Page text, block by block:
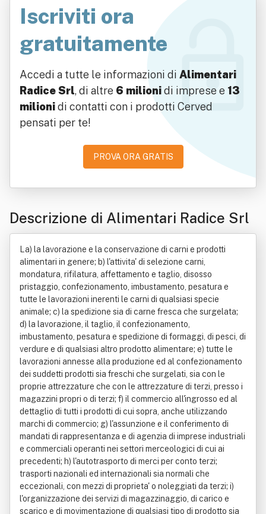
Iscriviti ora
gratuitamente
Accedi a tutte le informazioni di Alimentari
Radice Srl, di altre 6 milionidi imprese e 13
milionidi contatti con i prodotti Cerved
pensati per te!
PROVA ORA GRATIS
Descrizione di Alimentari Radice Srl
La) la lavorazione e la conservazione di carni e prodotti
alimentari in genere; b) l'attivita' di selezione carni,
mondatura, rifilatura, affettamento e taglio, disosso
pristaggio, confezionamento, imbustamento, pesatura e
tutte le lavorazioni inerenti le carni di qualsiasi specie
animale; c) la spedizione sia di carne fresca che surgelata;
d) la lavorazione, il taglio, il confezionamento,
imbustamento, pesatura e spedizione di formaggi, di pesci, di
verdure e di qualsiasi altro prodotto alimentare; e) tutte le
lavorazioni annesse alla produzione ed al confezionamento
dei suddetti prodotti sia freschi che surgelati, sia con le
proprie attrezzature che con le attrezzature di terzi, presso i
magazzini propri o di terzi; f) il commercio all'ingrosso ed al
dettaglio di tutti i prodotti di cui sopra, anche utilizzando
marchi di commercio; g) l'assunzione e il conferimento di
mandati di rappresentanza e di agenzia di imprese industriali
e commerciali operanti nei settori merceologici di cui ai
precedenti; h) l'autotrasporto di merci per conto terzi;
trasporti nazionali ed internazionali sia normali che
eccezionali, con mezzi di proprieta' o noleggiati da terzi; i)
l'organizzazione dei servizi di magazzinaggio, di carico e
scarico e di movimentazione di qualsiasi tipo di prodotto sia